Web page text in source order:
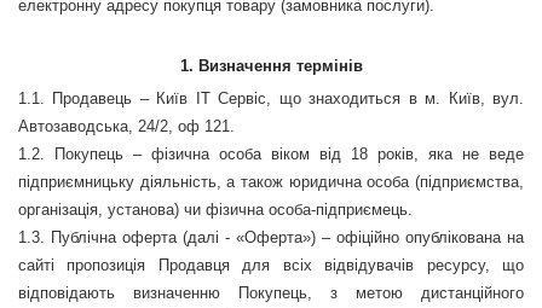
електронну адресу покупця товару (замовника послуги).
1. Визначення термінів
1.1. Продавець – Київ ІТ Сервіс, що знаходиться в м. Київ, вул.
Автозаводська, 24/2, оф 121.
1.2. Покупець – фізична особа віком від 18 років, яка не веде
підприємницьку діяльність, а також юридична особа (підприємства,
організація, установа) чи фізична особа-підприємець.
1.3. Публічна оферта (далі - «Оферта») – офіційно опублікована на
сайті пропозиція Продавця для всіх відвідувачів ресурсу, що
відповідають визначенню Покупець, з метою дистанційного